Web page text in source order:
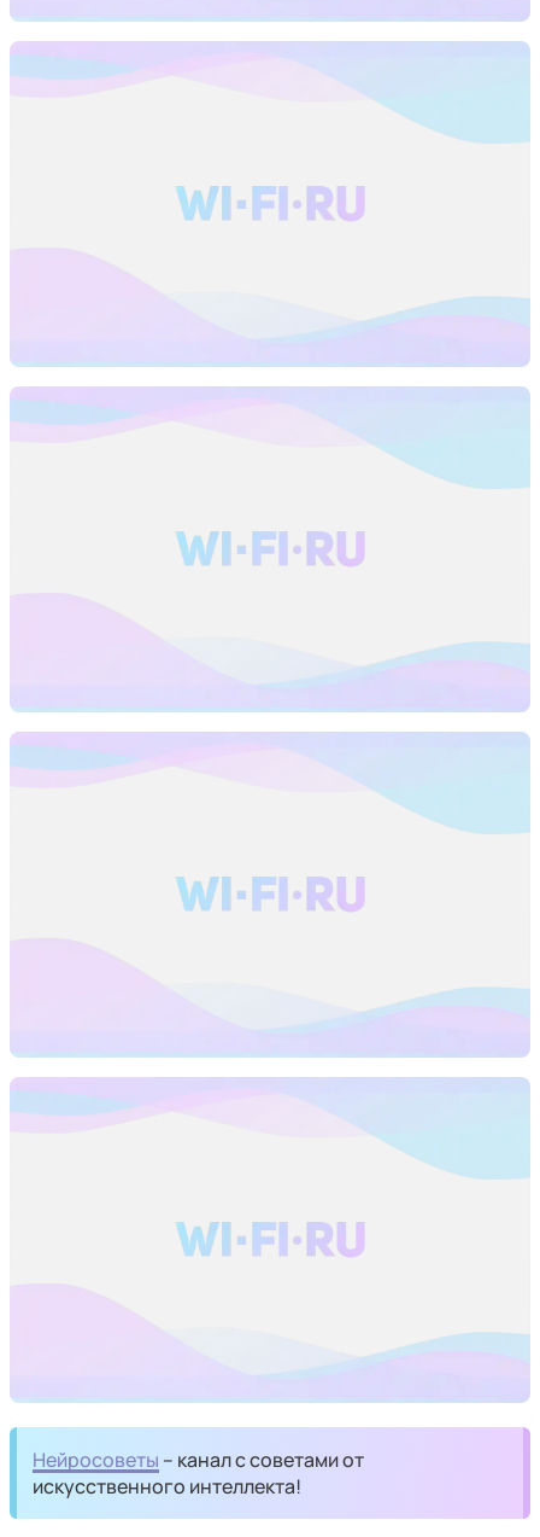
Нейросоветы – канал с советами от
искусственного интеллекта!